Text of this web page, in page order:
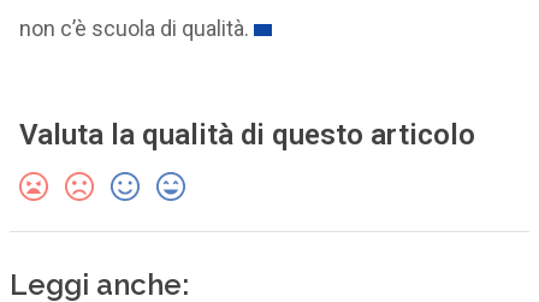
non c’è scuola di qualità.
Valuta la qualità di questo articolo
Leggi anche: